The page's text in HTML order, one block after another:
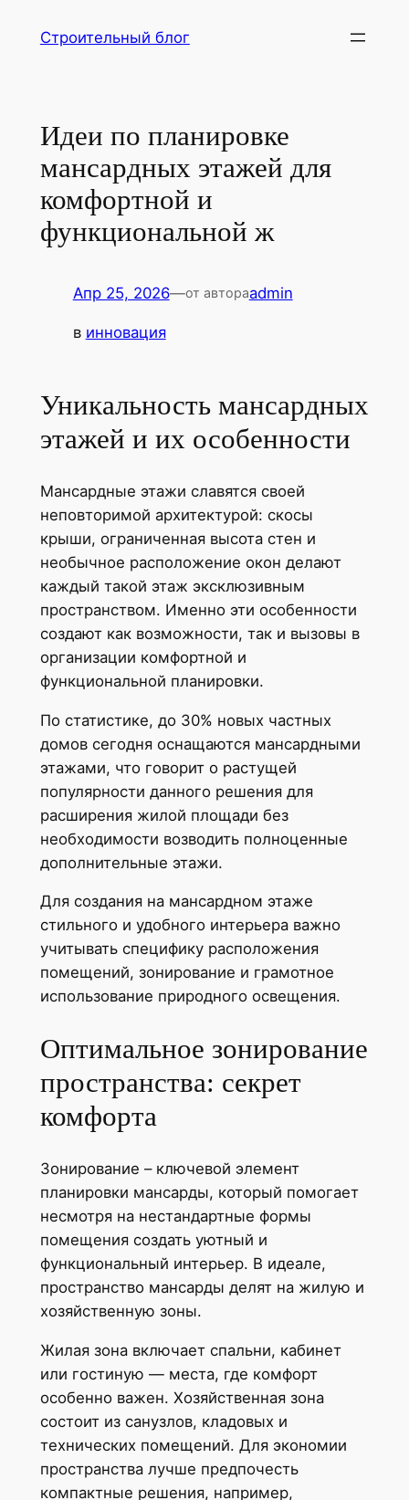
Строительный блог
Идеи по планировке
мансардных этажей для
комфортной и
функциональной ж
Апр 25, 2026—от автораadmin
в инновация
Уникальность мансардных
этажей и их особенности
Мансардные этажи славятся своей
неповторимой архитектурой: скосы
крыши, ограниченная высота стен и
необычное расположение окон делают
каждый такой этаж эксклюзивным
пространством. Именно эти особенности
создают как возможности, так и вызовы в
организации комфортной и
функциональной планировки.
По статистике, до 30% новых частных
домов сегодня оснащаются мансардными
этажами, что говорит о растущей
популярности данного решения для
расширения жилой площади без
необходимости возводить полноценные
дополнительные этажи.
Для создания на мансардном этаже
стильного и удобного интерьера важно
учитывать специфику расположения
помещений, зонирование и грамотное
использование природного освещения.
Оптимальное зонирование
пространства: секрет
комфорта
Зонирование – ключевой элемент
планировки мансарды, который помогает
несмотря на нестандартные формы
помещения создать уютный и
функциональный интерьер. В идеале,
пространство мансарды делят на жилую и
хозяйственную зоны.
Жилая зона включает спальни, кабинет
или гостиную — места, где комфорт
особенно важен. Хозяйственная зона
состоит из санузлов, кладовых и
технических помещений. Для экономии
пространства лучше предпочесть
компактные решения, например,